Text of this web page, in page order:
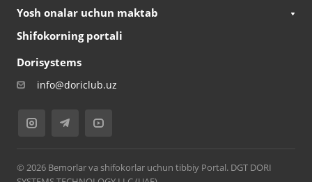
Yosh onalar uchun maktab
Shifokorning portali
Dorisystems
info@doriclub.uz
© 2026 Bemorlar va shifokorlar uchun tibbiy Portal. DGT DORI